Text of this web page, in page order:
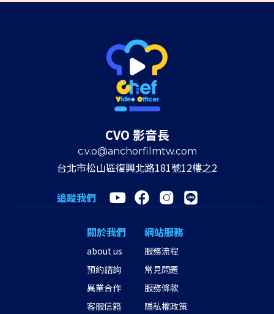
CVO 影音長
c.v.o@anchorfilmtw.com
台北市松山區復興北路181號12樓之2
追蹤我們
關於我們
about us
預約諮詢
異業合作
客服信箱
網站服務
服務流程
常見問題
服務條款
隱私權政策